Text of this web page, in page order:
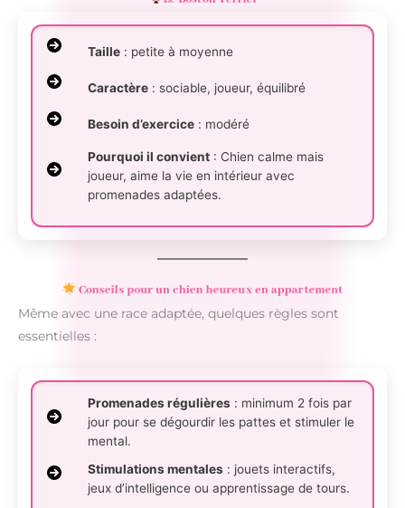
Taille : petite à moyenne
Caractère : sociable, joueur, équilibré
Besoin d’exercice : modéré
Pourquoi il convient : Chien calme mais
joueur, aime la vie en intérieur avec
promenades adaptées.
Conseils pour un chien heureux en appartement
Même avec une race adaptée, quelques règles sont
essentielles :
Promenades régulières : minimum 2 fois par
jour pour se dégourdir les pattes et stimuler le
mental.
Stimulations mentales : jouets interactifs,
jeux d’intelligence ou apprentissage de tours.